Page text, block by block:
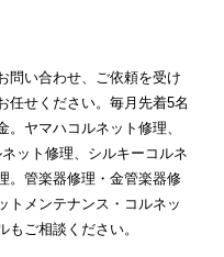
問い合わせ、ご依頼を受け
任せください。毎月先着5名
ヤマハコルネット修理、
ット修理、シルキーコルネ
。管楽器修理・金管楽器修
トメンテナンス・コルネッ
もご相談ください。